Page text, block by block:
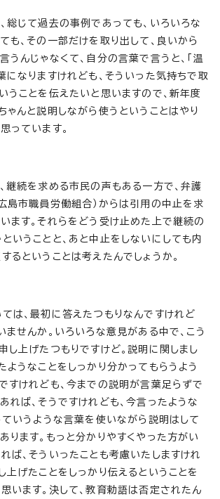
総じて過去の事例であっても、いろいろな
も、その一部だけを取り出して、良いから
うんじゃなくて、自分の言葉で言うと、「温
になりますけれども、そういった気持ちで取
うことを伝えたいと思いますので、新年度
ゃんと説明しながら使うということはやり
っています。
継続を求める市民の声もある一方で、弁護
島市職員労働組合）からは引用の中止を求
ます。それらをどう受け止めた上で継続の
いうことと、あと中止をしないにしても内
るということは考えたんでしょうか。
は、最初に答えたつもりなんですけれど
ませんか。いろいろな意見がある中で、こう
し上げたつもりですけど。説明に関しまし
ようなことをしっかり分かってもらうよう
すけれども、今までの説明が言葉足らずで
れば、そうですけれども、今言ったような
ていうような言葉を使いながら説明はして
ります。もっと分かりやすくやった方がい
ば、そういったことも考慮いたしますけれ
上げたことをしっかり伝えるということを
います。決して、教育勅語は否定されたん